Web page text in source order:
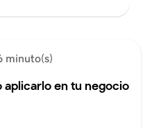
minuto(s)
en tu negocio